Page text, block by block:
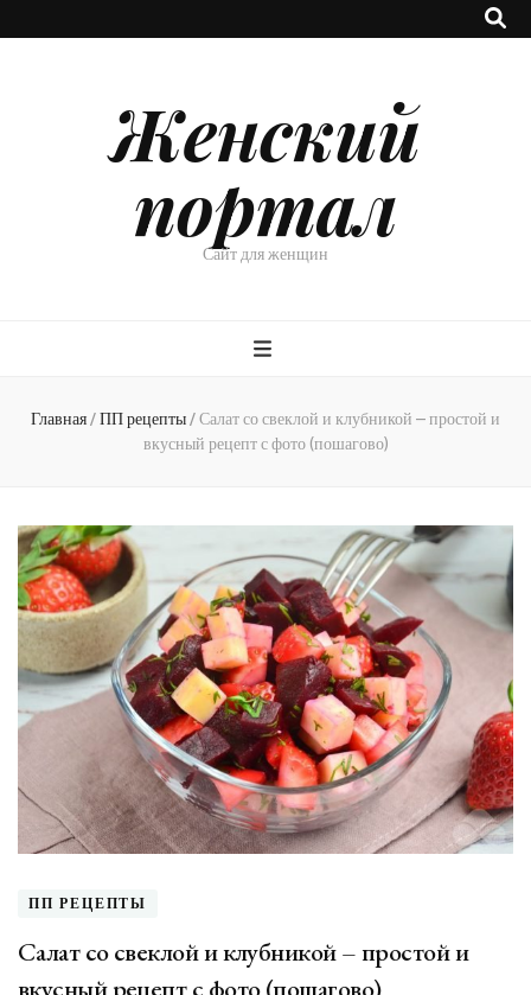
Женский
портал
Сайт для женщин
Главная/ПП рецепты/Салат со свеклой и клубникой – простой и
вкусный рецепт с фото (пошагово)
ПП РЕЦЕПТЫ
Салат со свеклой и клубникой – простой и
вкусный рецепт с фото (пошагово)